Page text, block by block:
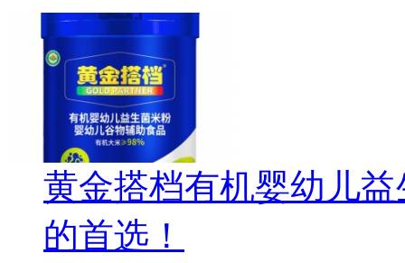
黄金搭档有机婴幼儿
的首选！